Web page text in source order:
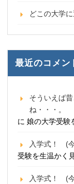
どこの大学
最近のコメン
そういえば
ね・・・。
に 娘の大学受験
入学式！ (
受験を生温かく
入学式！ (